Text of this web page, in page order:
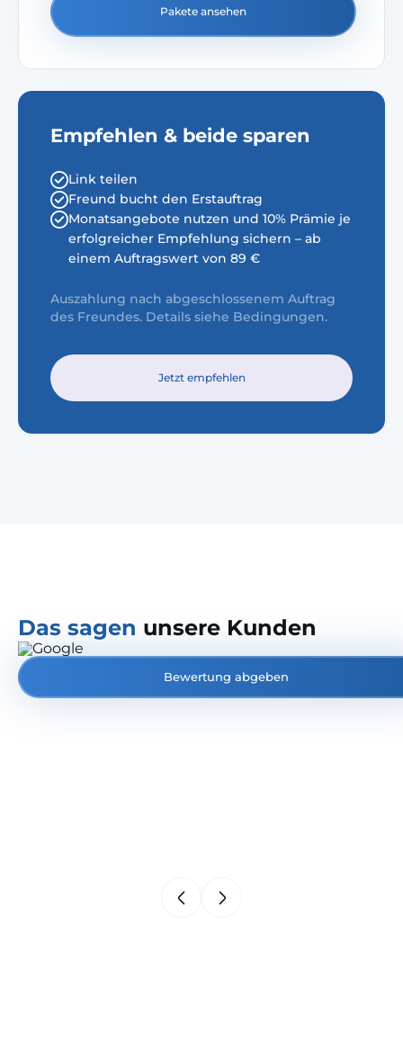
Pakete ansehen
Empfehlen & beide sparen
Link teilen
Freund bucht den Erstauftrag
Monatsangebote nutzen und 10% Prämie je
erfolgreicher Empfehlung sichern – ab
einem Auftragswert von 89 €
Auszahlung nach abgeschlossenem Auftrag
des Freundes. Details siehe Bedingungen.
Jetzt empfehlen
Das sagen unsere Kunden
Bewertung abgeben